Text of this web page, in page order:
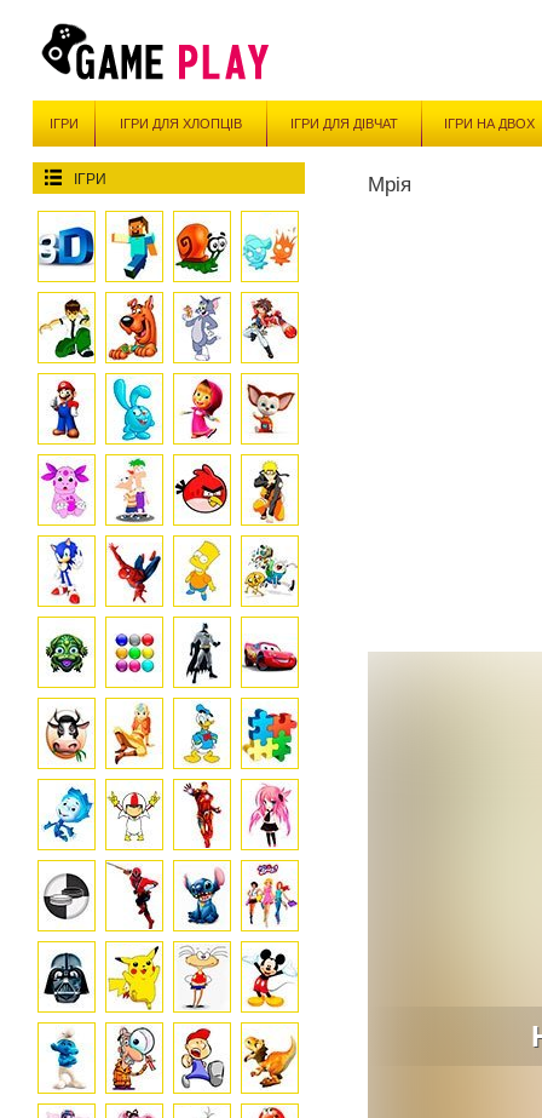
ІГРИ ІГРИ ДЛЯ ХЛОПЦІВ ІГРИ ДЛЯ ДІВЧАТ ІГРИ НА ДВОХ
ІГРИ Мрія